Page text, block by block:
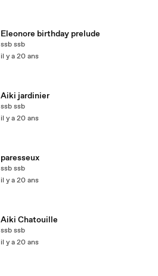
Eleonore birthday prelude
ssb ssb
il y a 20 ans
Aiki jardinier
ssb ssb
il y a 20 ans
paresseux
ssb ssb
il y a 20 ans
Aiki Chatouille
ssb ssb
il y a 20 ans